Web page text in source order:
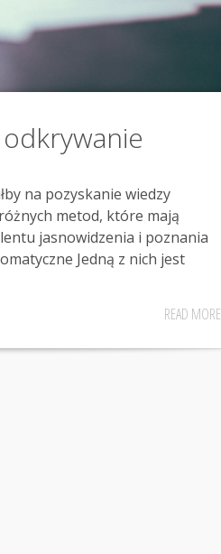
na pozyskanie wiedzy
metod, które mają
jasnowidzenia i poznania
Jedną z nich jest
READ MORE